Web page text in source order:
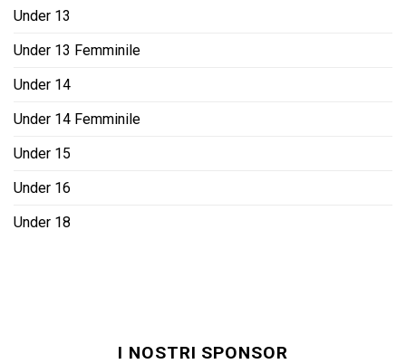
Under 13
Under 13 Femminile
Under 14
Under 14 Femminile
Under 15
Under 16
Under 18
I NOSTRI SPONSOR